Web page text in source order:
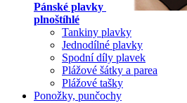
Pánské plavky
plnoštíhlé
Tankiny plavky
Jednodílné plavky
Spodní díly plavek
Plážové šátky a parea
Plážové tašky
Ponožky, punčochy